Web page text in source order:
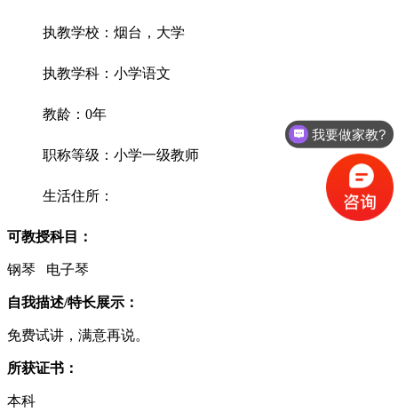
执教学校：烟台，大学
执教学科：小学语文
教龄：0年
职称等级：小学一级教师
生活住所：
可教授科目：
钢琴 电子琴
自我描述/特长展示：
免费试讲，满意再说。
所获证书：
本科
我要做家教?